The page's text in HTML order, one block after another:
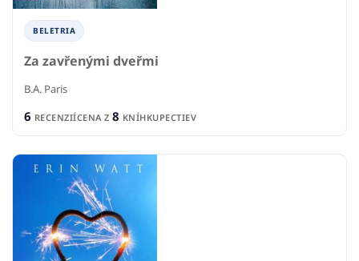
BELETRIA
Za zavřenými dveřmi
B.A. Paris
6 RECENZIÍCENA Z 8 KNÍHKUPECTIEV